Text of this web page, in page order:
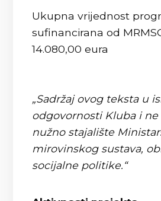
Ukupna vrijednost
sufinancirana od
14.080,00 eura
„Sadržaj ovog teksta u
odgovornosti Kluba i ne
nužno stajalište
mirovinskog sustava,
socijalne politike.“